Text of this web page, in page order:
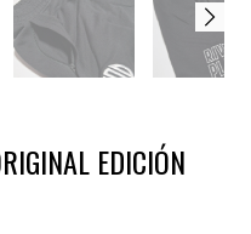
EDICIÓN